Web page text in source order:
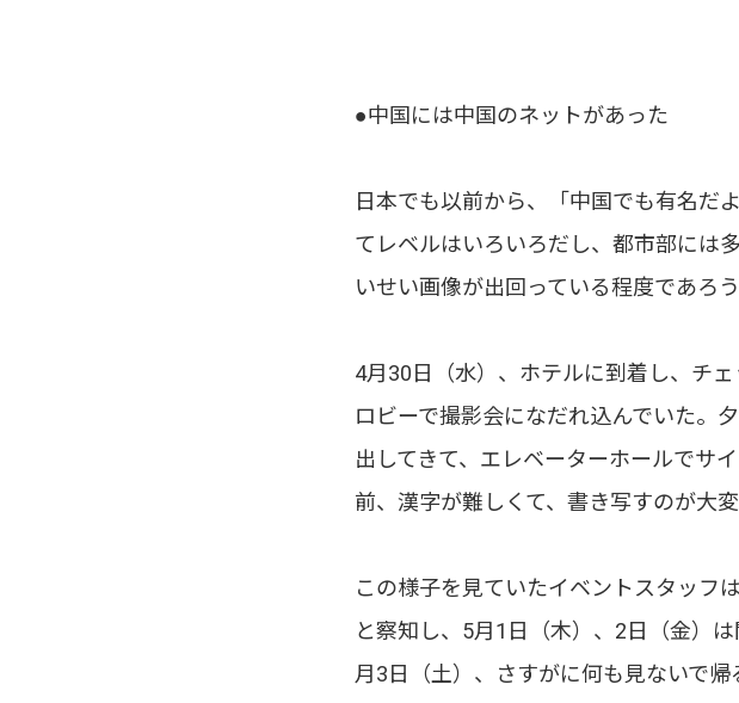
●中国には中国のネットがあった
日本でも以前から、「中国でも有名だ
てレベルはいろいろだし、都市部には
いせい画像が出回っている程度であろ
4月30日（水）、ホテルに到着し、チ
ロビーで撮影会になだれ込んでいた。
出してきて、エレベーターホールでサ
前、漢字が難しくて、書き写すのが大
この様子を見ていたイベントスタッフ
と察知し、5月1日（木）、2日（金）
月3日（土）、さすがに何も見ないで